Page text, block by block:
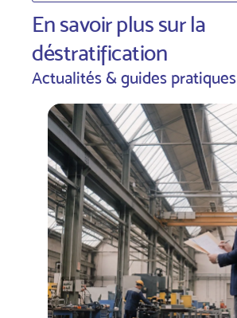
En savoir plus sur la
déstratification
Actualités & guides pratiques